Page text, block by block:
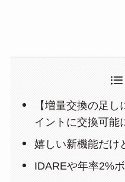
【増量交換の足
イントに交換可能
嬉しい新機能だけ
IDAREや年率2%